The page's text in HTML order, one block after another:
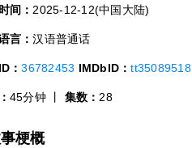
间：2025-12-12(中国大陆)
言：汉语普通话
：36782453 IMDbID：tt35089518
45分钟 丨 集数：28
梗概